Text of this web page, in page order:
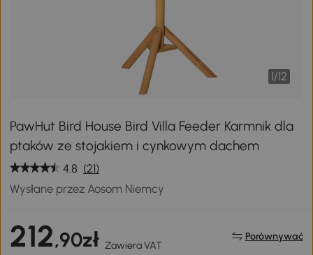
1/12
PawHut Bird House Bird Villa Feeder Karmnik dla
ptaków ze stojakiem i cynkowym dachem
4.8 (21)
Wysłane przez Aosom Niemcy
212,90zł Zawiera VAT
Porównywać